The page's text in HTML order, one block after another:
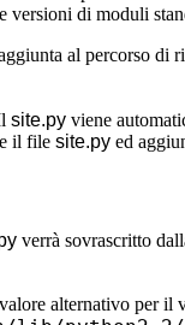
versioni di moduli
al percorso di
site.py viene
il file site.py ed
verrà sovrascritto
alternativo per il